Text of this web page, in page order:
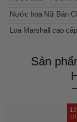
Nước hoa Nữ Bán
Loa Marshall cao cấp
Sản